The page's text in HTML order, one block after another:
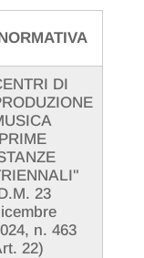
ONORE DEL
PATRONO
DI
23
n. 463
22)